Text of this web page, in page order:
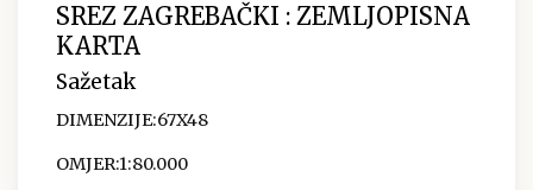
SREZ ZAGREBAČKI : ZEMLJOPISNA
KARTA
Sažetak
DIMENZIJE:67X48
OMJER:1:80.000